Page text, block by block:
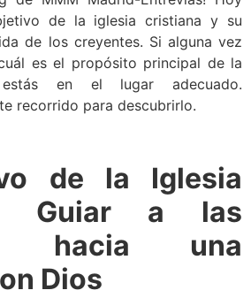
de la iglesia cristiana y su
de los creyentes. Si alguna vez
es el propósito principal de la
estás en el lugar adecuado.
recorrido para descubrirlo.
de la Iglesia
Guiar a las
hacia una
Dios